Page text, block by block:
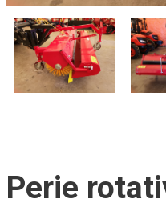
Perie